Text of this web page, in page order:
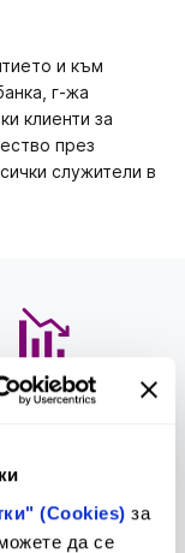
(Cookies) за
да се
и към
г-жа
клиенти за
през
служители в
Тарифа
и клонова мрежа